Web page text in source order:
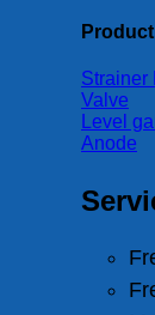
Product
Strainer
Valve
Level
Anode